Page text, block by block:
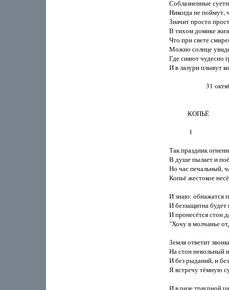
Соблазненные
Никогда не поймут,
Значит просто
В тихом домике
Что при свете
Можно солнце
Где сияют чудесно
И в лазури плывут
31
            КОПЬЁ
             1
Так праздник
В душе пылает и
Но час печальный,
Копьё жестокое
И знаю: обнажатся
И беззащитна будет
И пронесётся стон
"Хочу в молчанье
Земля ответит
На стон невольный
И без рыданий, и
Я встречу тёмную
И в ризе траурной